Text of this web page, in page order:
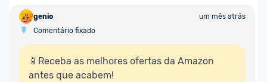
genio
um mês atrás
Comentário fixado
📱Receba as melhores ofertas da Amazon
antes que acabem!